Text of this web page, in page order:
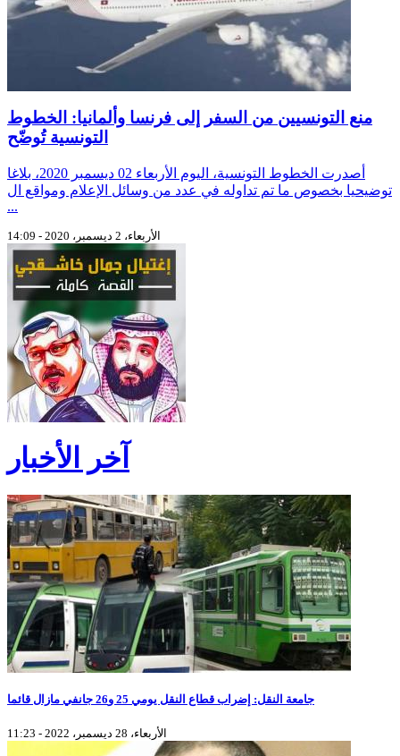
منع التونسيين من السفر إلى فرنسا وألمانيا: الخطوط
التونسية تُوضّح
أصدرت الخطوط التونسية، اليوم الأربعاء 02 ديسمبر 2020، بلاغا
توضيحيا بخصوص ما تم تداوله في عدد من وسائل الإعلام ومواقع ال
...
الأربعاء، 2 ديسمبر، 2020 - 14:09
آخر الأخبار
جامعة النقل: إضراب قطاع النقل يومي 25 و26 جانفي مازال قائما
الأربعاء، 28 ديسمبر، 2022 - 11:23